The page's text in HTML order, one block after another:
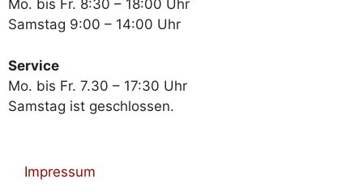
Mo. bis Fr. 8:30 – 18:00 Uhr
Samstag 9:00 – 14:00 Uhr
Service
Mo. bis Fr. 7.30 – 17:30 Uhr
Samstag ist geschlossen.
Impressum